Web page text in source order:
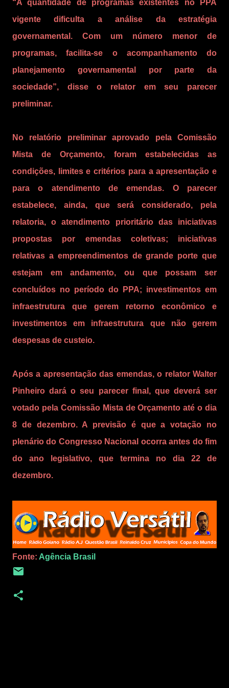
“A quantidade de programas existentes no PPA
vigente dificulta a análise da estratégia
governamental. Com um número menor de
programas, facilita-se o acompanhamento do
planejamento governamental por parte da
sociedade”, disse o relator em seu parecer
preliminar.
No relatório preliminar aprovado pela Comissão
Mista de Orçamento, foram estabelecidas as
condições, limites e critérios para a apresentação e
para o atendimento de emendas. O parecer
estabelece, ainda, que será considerado, pela
relatoria, o atendimento prioritário das iniciativas
propostas por emendas coletivas; iniciativas
relativas a empreendimentos de grande porte que
estejam em andamento, ou que possam ser
concluídos no período do PPA; investimentos em
infraestrutura que gerem retorno econômico e
investimentos em infraestrutura que não gerem
despesas de custeio.
Após a apresentação das emendas, o relator Walter
Pinheiro dará o seu parecer final, que deverá ser
votado pela Comissão Mista de Orçamento até o dia
8 de dezembro. A previsão é que a votação no
plenário do Congresso Nacional ocorra antes do fim
do ano legislativo, que termina no dia 22 de
dezembro.
Fonte: Agência Brasil